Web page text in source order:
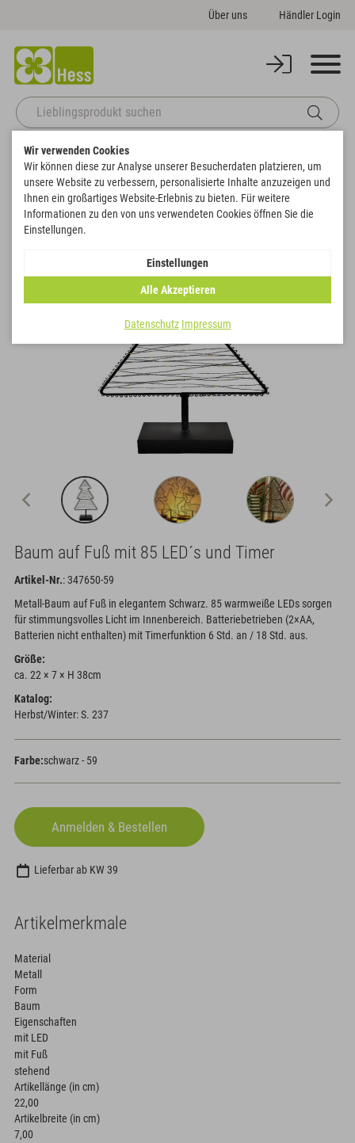
Über uns Händler Login
Startseite Themenwelten
Baum auf Fuß mit 85 LED´s und Timer
Zurück zur Artikelübersicht
NEU
Baum auf Fuß mit 85 LED´s und Timer
Artikel-Nr.: 347650-59
Metall-Baum auf Fuß in elegantem Schwarz. 85 warmweiße LEDs sorgen
für stimmungsvolles Licht im Innenbereich. Batteriebetrieben (2×AA,
Batterien nicht enthalten) mit Timerfunktion 6 Std. an / 18 Std. aus.
Größe:
ca. 22 × 7 × H 38cm
Katalog:
Herbst/Winter: S. 237
Farbe:schwarz - 59
Lieferbar ab KW 39
Artikelmerkmale
Material
Metall
Form
Baum
Eigenschaften
mit LED
mit Fuß
stehend
Artikellänge (in cm)
22,00
Artikelbreite (in cm)
7,00
Wir verwenden Cookies
Wir können diese zur Analyse unserer Besucherdaten platzieren, um
unsere Website zu verbessern, personalisierte Inhalte anzuzeigen und
Ihnen ein großartiges Website-Erlebnis zu bieten. Für weitere
Informationen zu den von uns verwendeten Cookies öffnen Sie die
Einstellungen.
Einstellungen
Alle Akzeptieren
Datenschutz Impressum